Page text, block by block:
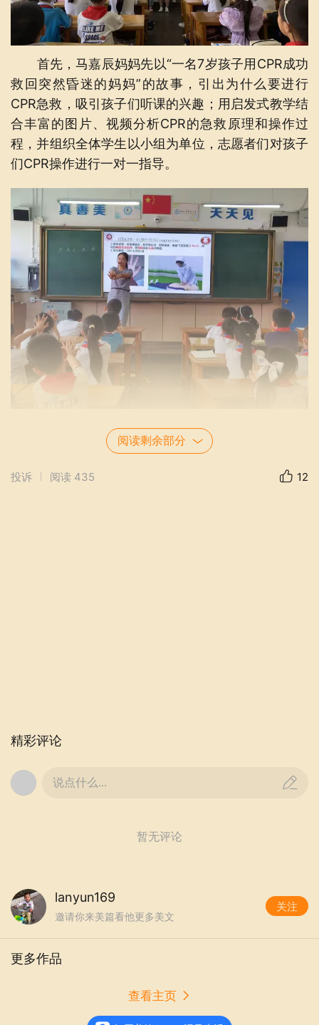
首先，马嘉辰妈妈先以“一名7岁孩子用CPR成功
救回突然昏迷的妈妈”的故事，引出为什么要进行
CPR急救，吸引孩子们听课的兴趣；用启发式教学结
合丰富的图片、视频分析CPR的急救原理和操作过
程，并组织全体学生以小组为单位，志愿者们对孩子
们CPR操作进行一对一指导。
阅读剩余部分
投诉 阅读 435 12
精彩评论
说点什么...
暂无评论
lanyun169
邀请你来美篇看他更多美文
关注
更多作品
查看主页